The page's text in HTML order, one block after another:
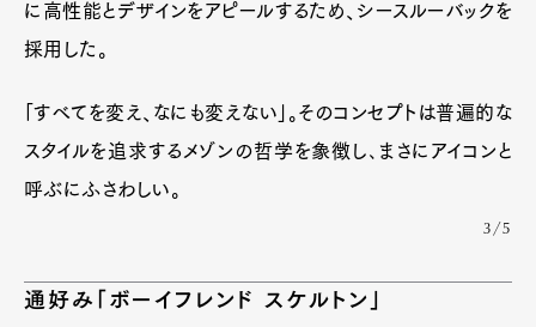
に高性能とデザインをアピールするため、シースルーバックを
採用した。
「すべてを変え、なにも変えない」。そのコンセプトは普遍的な
スタイルを追求するメゾンの哲学を象徴し､まさにアイコンと
呼ぶにふさわしい。
3/5
通好み「ボーイフレンド スケルトン」